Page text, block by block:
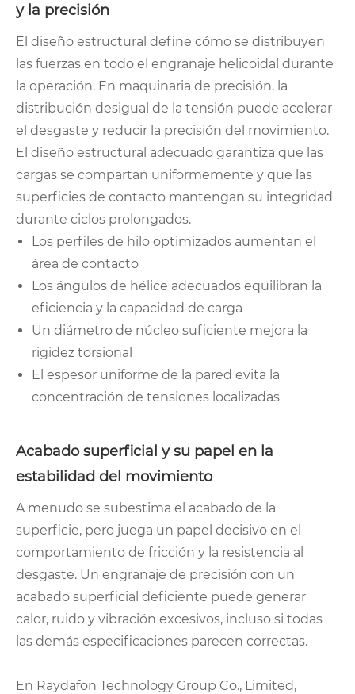
y la precisión
El diseño estructural define cómo se distribuyen
las fuerzas en todo el engranaje helicoidal durante
la operación. En maquinaria de precisión, la
distribución desigual de la tensión puede acelerar
el desgaste y reducir la precisión del movimiento.
El diseño estructural adecuado garantiza que las
cargas se compartan uniformemente y que las
superficies de contacto mantengan su integridad
durante ciclos prolongados.
Los perfiles de hilo optimizados aumentan el
área de contacto
Los ángulos de hélice adecuados equilibran la
eficiencia y la capacidad de carga
Un diámetro de núcleo suficiente mejora la
rigidez torsional
El espesor uniforme de la pared evita la
concentración de tensiones localizadas
Acabado superficial y su papel en la
estabilidad del movimiento
A menudo se subestima el acabado de la
superficie, pero juega un papel decisivo en el
comportamiento de fricción y la resistencia al
desgaste. Un engranaje de precisión con un
acabado superficial deficiente puede generar
calor, ruido y vibración excesivos, incluso si todas
las demás especificaciones parecen correctas.
En Raydafon Technology Group Co., Limited,